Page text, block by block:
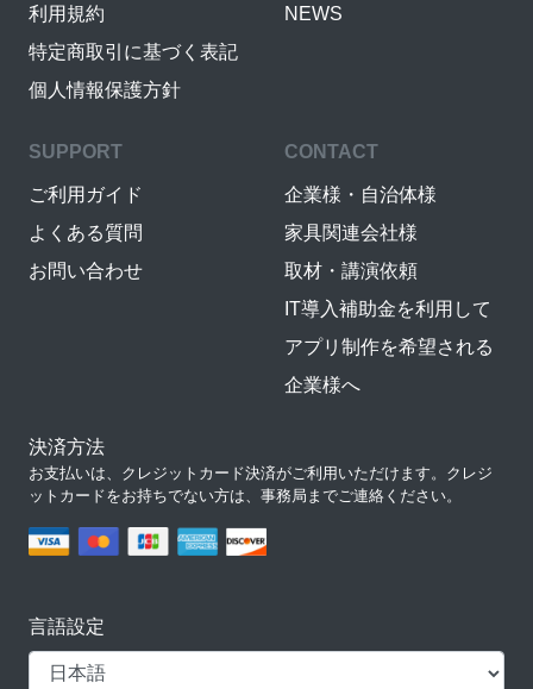
利用規約
特定商取引に基づく表記
個人情報保護方針
NEWS
SUPPORT
ご利用ガイド
よくある質問
お問い合わせ
CONTACT
企業様・自治体様
家具関連会社様
取材・講演依頼
IT導入補助金を利用して
アプリ制作を希望される
企業様へ
決済方法
お支払いは、クレジットカード決済がご利用いただけます。クレジ
ットカードをお持ちでない方は、事務局までご連絡ください。
言語設定